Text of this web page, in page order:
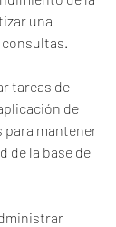
una
tareas de
de
para mantener
de la base de